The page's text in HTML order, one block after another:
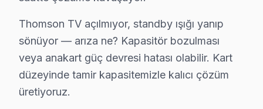
Ayvansaray Mahallesi, hem tarihi yapıları hem de
Balaban Ağa'da Thomson TV Servisi
Balaban Ağa Mahallesi, çeşitli arızaların görüldüğü
Balat'ta Thomson TV Servisi
Balat Mahallesi'nin tarihi yapısı, elektrik altyapısı
Thomson TV açılmıyor, standby ışığı yanıp
sönüyor — arıza ne? Kapasitör bozulması
veya anakart güç devresi hatası olabilir. Kart
düzeyinde tamir kapasitemizle kalıcı çözüm
üretiyoruz.